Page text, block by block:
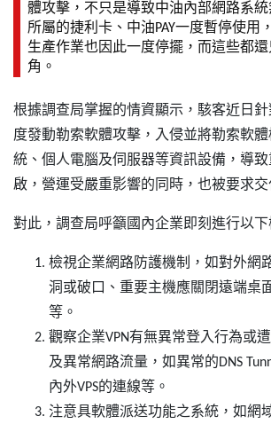
體攻擊，不只是導致中油內部網路系統
所屬的捷利卡、中油PAY一度暫停使用
生產作業也因此一度停擺，而這些都
角。
根據調查局掌握的情資顯示，駭客近日
度發動勒索軟體攻擊，入侵並將勒索軟
統、個人電腦及伺服器等資訊設備，導
啟，營運受嚴重影響的同時，也被要求交
對此，調查局呼籲國內企業即刻進行以下
檢視企業網路防護機制，如對外網
洞或破口、重要主機應關閉遠端桌
等。
觀察企業VPN有無異常登入行為或遭
及異常網路流量，如異常的DNS
內外VPS的連線等。
注意具軟體派送功能之系統，如網